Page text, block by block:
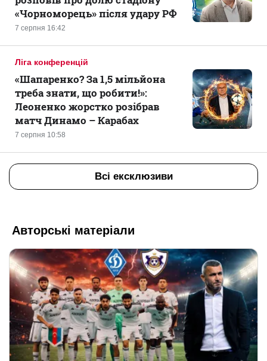
7 серпня 16:42
«Чорноморець» після удару РФ
Ліга конференцій
7 серпня 10:58
«Шапаренко? За 1,5 мільйона
треба знати, що робити!»:
Леоненко жорстко розібрав
матч Динамо – Карабах
Всі ексклюзиви
Авторські матеріали